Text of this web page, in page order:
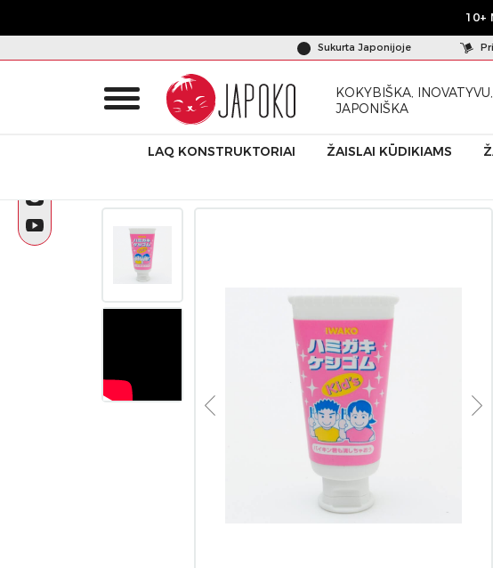
10+
Sukurta Japonijoje
KOKYBIŠKA, INOVATYVU,
JAPONIŠKA
LAQ KONSTRUKTORIAI ŽAISLAI KŪDIKIAMS